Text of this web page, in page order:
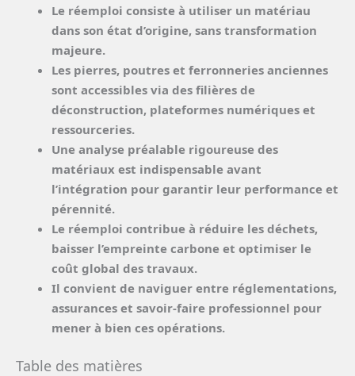
Le réemploi consiste à utiliser un matériau
dans son état d’origine, sans transformation
majeure.
Les pierres, poutres et ferronneries anciennes
sont accessibles via des filières de
déconstruction, plateformes numériques et
ressourceries.
Une analyse préalable rigoureuse des
matériaux est indispensable avant
l’intégration pour garantir leur performance et
pérennité.
Le réemploi contribue à réduire les déchets,
baisser l’empreinte carbone et optimiser le
coût global des travaux.
Il convient de naviguer entre réglementations,
assurances et savoir-faire professionnel pour
mener à bien ces opérations.
Table des matières